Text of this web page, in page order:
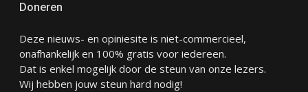
Doneren
Deze nieuws- en opiniesite is niet-commercieel,
onafhankelijk en 100% gratis voor iedereen.
Dat is enkel mogelijk door de steun van onze lezers.
Wij hebben jouw steun hard nodig!